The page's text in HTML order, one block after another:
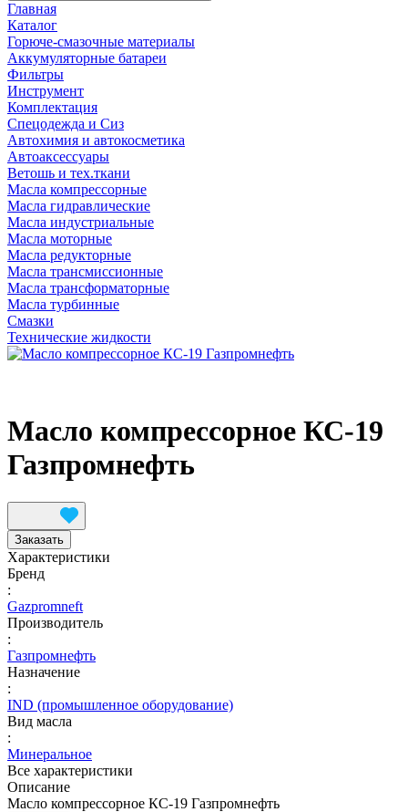
Главная
Каталог
Горюче-смазочные материалы
Аккумуляторные батареи
Фильтры
Инструмент
Комплектация
Спецодежда и Сиз
Автохимия и автокосметика
Автоаксессуары
Ветошь и тех.ткани
Масла компрессорные
Масла гидравлические
Масла индустриальные
Масла моторные
Масла редукторные
Масла трансмиссионные
Масла трансформаторные
Масла турбинные
Смазки
Технические жидкости
Масло компрессорное КС-19
Газпромнефть
Заказать
Характеристики
Бренд
:
Gazpromneft
Производитель
:
Газпромнефть
Назначение
:
IND (промышленное оборудование)
Вид масла
:
Минеральное
Все характеристики
Описание
Масло компрессорное КС-19 Газпромнефть